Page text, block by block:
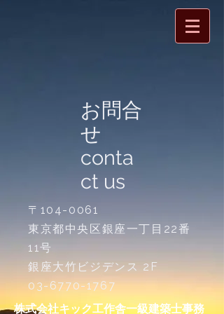
お問合
せ
conta
ct us
〒104-0061
東京都中央区銀座一丁目22番
11号
銀座大竹ビジデンス 2F​
03-6770-1767
株式会社キック工作舎一級建築士事務